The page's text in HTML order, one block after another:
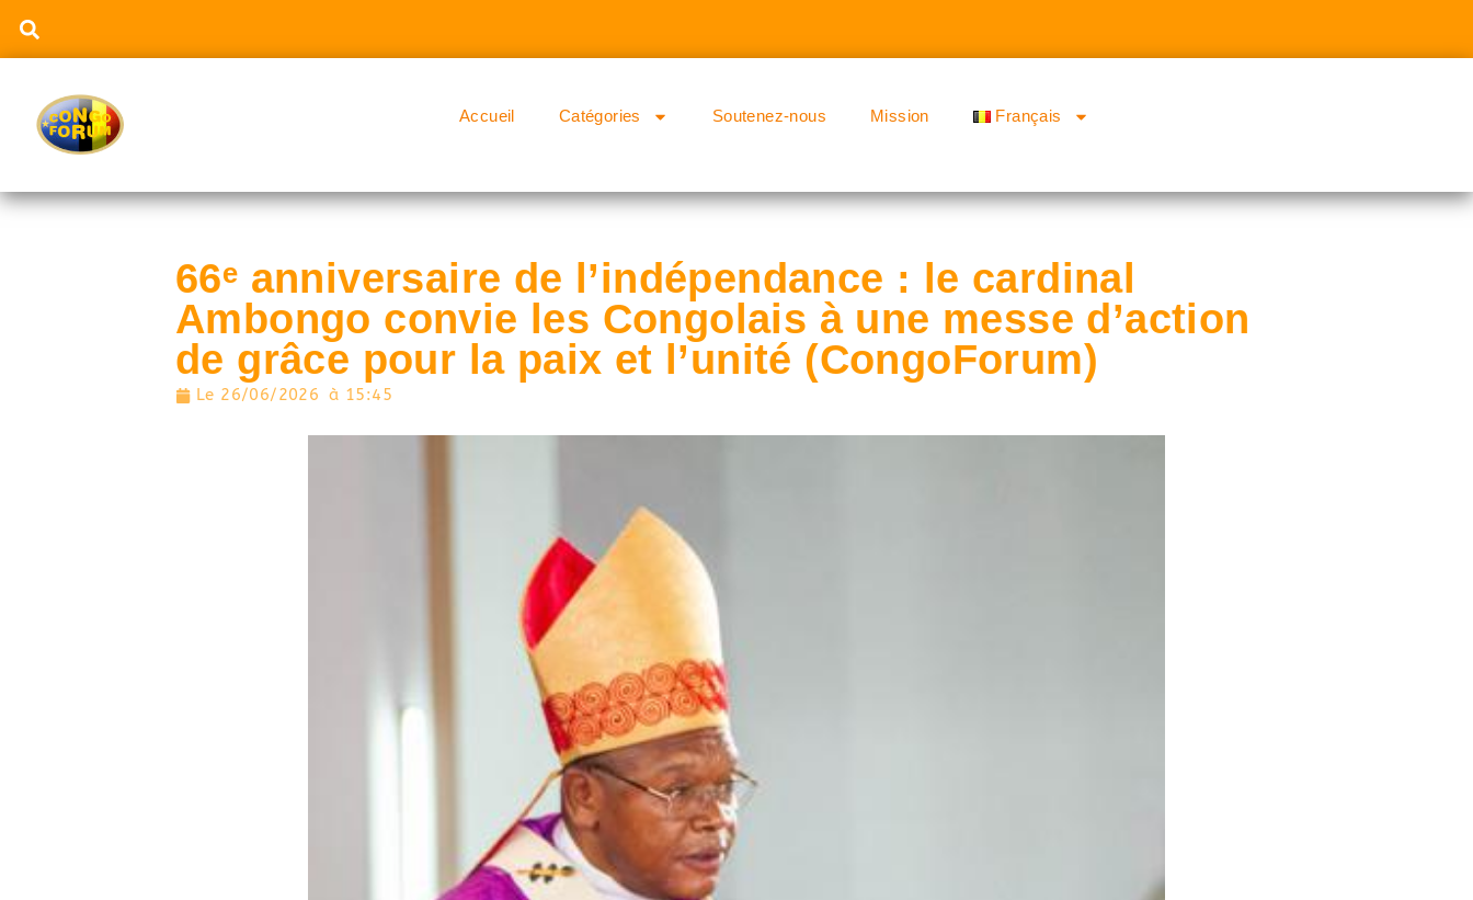
Accueil Catégories Soutenez-nous Mission Français
66ᵉ anniversaire de l’indépendance : le cardinal
Ambongo convie les Congolais à une messe d’action
de grâce pour la paix et l’unité (CongoForum)
Le 26/06/2026 à 15:45